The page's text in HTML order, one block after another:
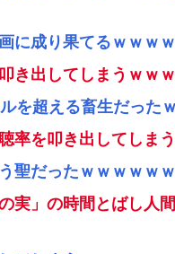
に成り果てるｗｗｗ
き出してしまうｗｗ
を超える畜生だった
率を叩き出してしま
聖だったｗｗｗｗｗｗ
実」の時間とばし人